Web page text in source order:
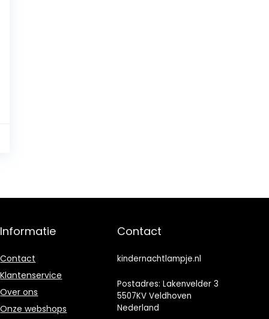
Informatie
Contact
Klantenservice
Over ons
Onze webshops
Contact
kindernachtlampje.nl
Postadres: Lakenvelder 3
5507KV Veldhoven
Nederland